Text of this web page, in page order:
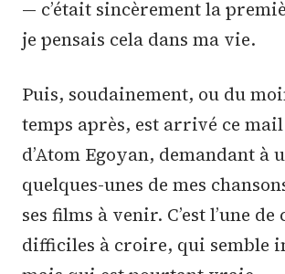
— c’était sincèrement la
je pensais cela dans ma vie.
Puis, soudainement, ou du
temps après, est arrivé ce mail
d’Atom Egoyan, demandant à
quelques-unes de mes
ses films à venir. C’est l’une
difficiles à croire, qui semble